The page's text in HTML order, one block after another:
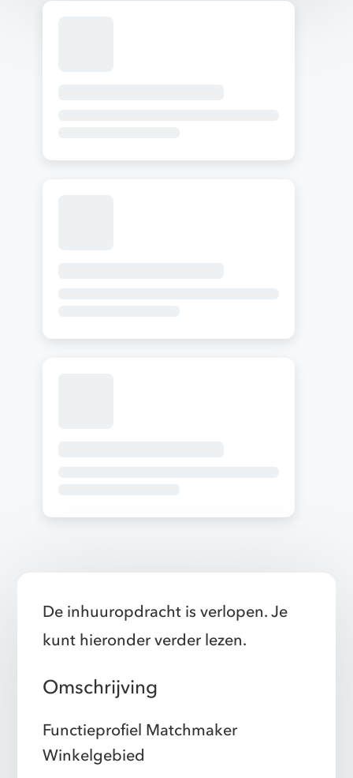
De inhuuropdracht is verlopen. Je
kunt hieronder verder lezen.
Omschrijving
Functieprofiel Matchmaker
Winkelgebied